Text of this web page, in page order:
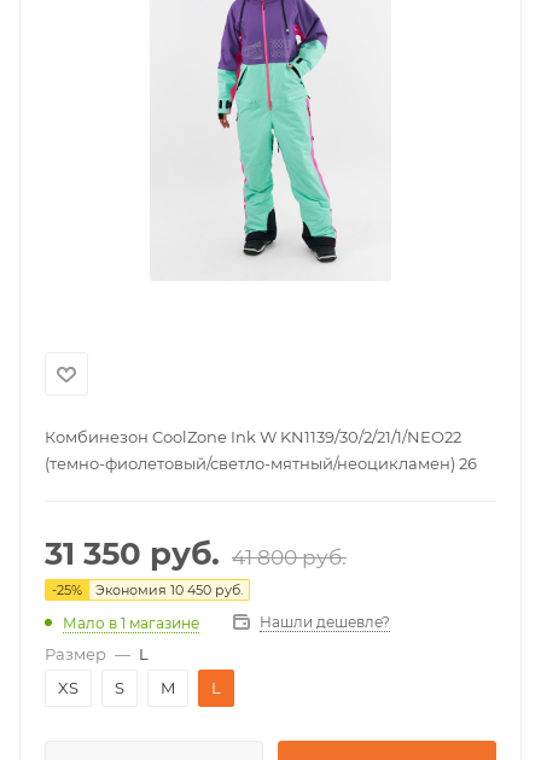
Комбинезон CoolZone Ink W KN1139/30/2/21/1/NEO22
(темно-фиолетовый/светло-мятный/неоцикламен) 26
31 350 руб. 41 800руб.
-25% Экономия 10 450 руб.
Мало в 1 магазине Нашли дешевле?
Размер — L
XS
S M L